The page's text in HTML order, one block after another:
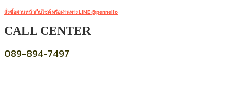
สั่งซื้อผ่านหน้าเว็บไซต์ หรือผ่านทาง LINE @pennello
CALL CENTER
089-894-7497